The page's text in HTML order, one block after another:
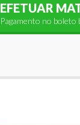
EFETUAR
Pagamento no